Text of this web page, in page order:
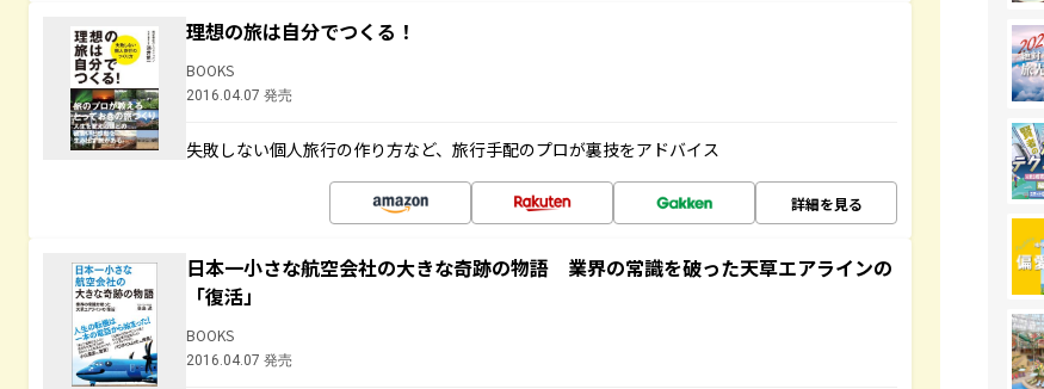
理想の旅は自分でつくる！
BOOKS
2016.04.07 発売
失敗しない個人旅行の作り方など、旅行手配のプロが裏技をアドバイス
詳細を見る
日本一小さな航空会社の大きな奇跡の物語 業界の常識を破った天草エアラインの
「復活」
BOOKS
2016.04.07 発売